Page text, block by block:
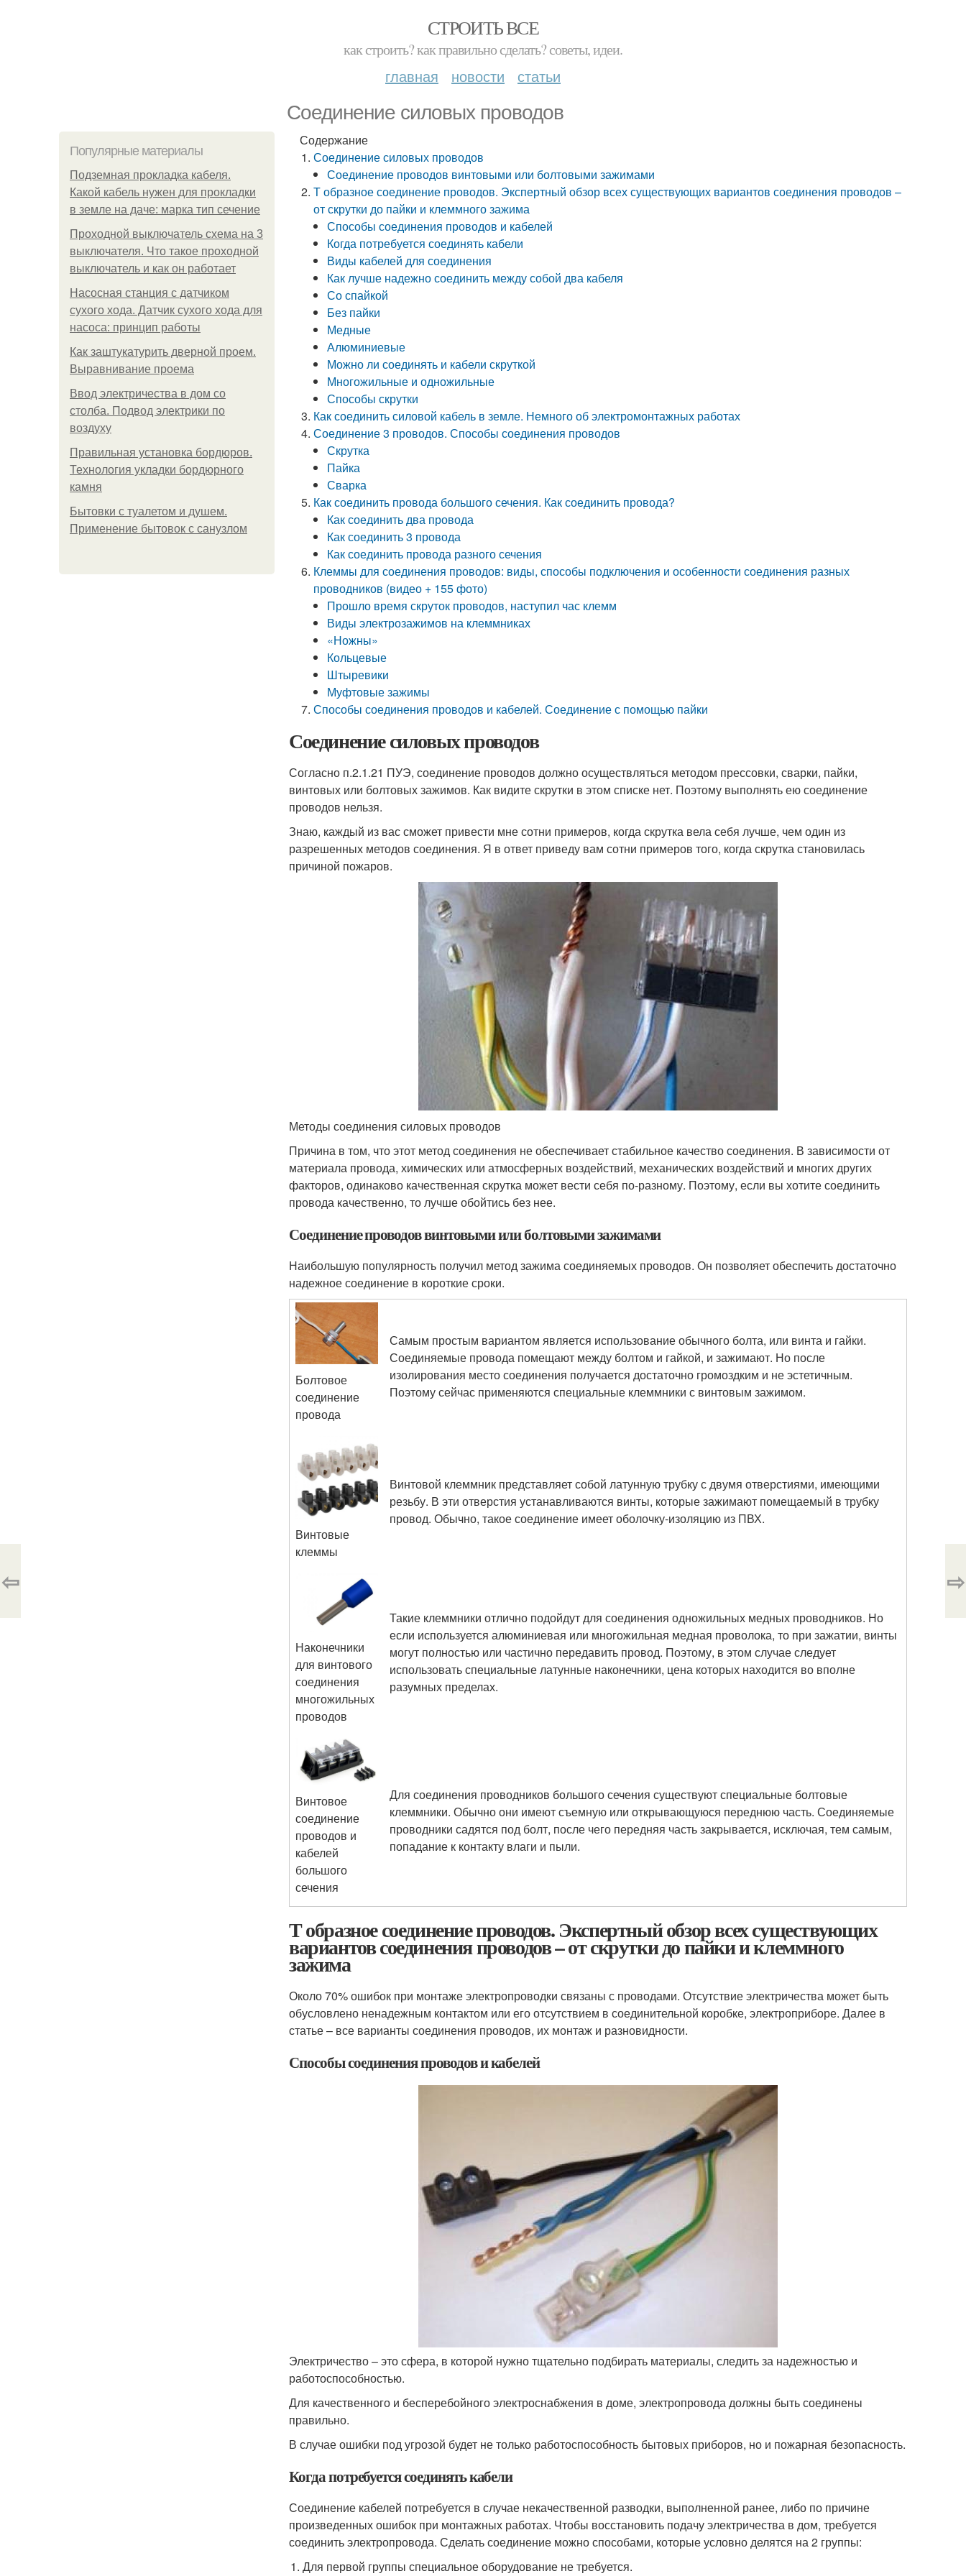
СТРОИТЬ ВСЕ
как строить? как правильно сделать? советы, идеи.
главная новости статьи
Соединение силовых проводов
Популярные материалы
Подземная прокладка кабеля.
Какой кабель нужен для прокладки
в земле на даче: марка тип сечение
Проходной выключатель схема на 3
выключателя. Что такое проходной
выключатель и как он работает
Насосная станция с датчиком
сухого хода. Датчик сухого хода для
насоса: принцип работы
Как заштукатурить дверной проем.
Выравнивание проема
Ввод электричества в дом со
столба. Подвод электрики по
воздуху
Правильная установка бордюров.
Технология укладки бордюрного
камня
Бытовки с туалетом и душем.
Применение бытовок с санузлом
Содержание
Соединение силовых проводов
Соединение проводов винтовыми или болтовыми зажимами
Т образное соединение проводов. Экспертный обзор всех существующих вариантов соединения проводов –
от скрутки до пайки и клеммного зажима
Способы соединения проводов и кабелей
Когда потребуется соединять кабели
Виды кабелей для соединения
Как лучше надежно соединить между собой два кабеля
Со спайкой
Без пайки
Медные
Алюминиевые
Можно ли соединять и кабели скруткой
Многожильные и одножильные
Способы скрутки
Как соединить силовой кабель в земле. Немного об электромонтажных работах
Соединение 3 проводов. Способы соединения проводов
Скрутка
Пайка
Сварка
Как соединить провода большого сечения. Как соединить провода?
Как соединить два провода
Как соединить 3 провода
Как соединить провода разного сечения
Клеммы для соединения проводов: виды, способы подключения и особенности соединения разных
проводников (видео + 155 фото)
Прошло время скруток проводов, наступил час клемм
Виды электрозажимов на клеммниках
«Ножны»
Кольцевые
Штыревики
Муфтовые зажимы
Способы соединения проводов и кабелей. Соединение с помощью пайки
Соединение силовых проводов
Согласно п.2.1.21 ПУЭ, соединение проводов должно осуществляться методом прессовки, сварки, пайки,
винтовых или болтовых зажимов. Как видите скрутки в этом списке нет. Поэтому выполнять ею соединение
проводов нельзя.
Знаю, каждый из вас сможет привести мне сотни примеров, когда скрутка вела себя лучше, чем один из
разрешенных методов соединения. Я в ответ приведу вам сотни примеров того, когда скрутка становилась
причиной пожаров.
Методы соединения силовых проводов
Причина в том, что этот метод соединения не обеспечивает стабильное качество соединения. В зависимости от
материала провода, химических или атмосферных воздействий, механических воздействий и многих других
факторов, одинаково качественная скрутка может вести себя по-разному. Поэтому, если вы хотите соединить
провода качественно, то лучше обойтись без нее.
Соединение проводов винтовыми или болтовыми зажимами
Наибольшую популярность получил метод зажима соединяемых проводов. Он позволяет обеспечить достаточно
надежное соединение в короткие сроки.
Болтовое
соединение
провода
Самым простым вариантом является использование обычного болта, или винта и гайки.
Соединяемые провода помещают между болтом и гайкой, и зажимают. Но после
изолирования место соединения получается достаточно громоздким и не эстетичным.
Поэтому сейчас применяются специальные клеммники с винтовым зажимом.
Винтовые
клеммы
Винтовой клеммник представляет собой латунную трубку с двумя отверстиями, имеющими
резьбу. В эти отверстия устанавливаются винты, которые зажимают помещаемый в трубку
провод. Обычно, такое соединение имеет оболочку-изоляцию из ПВХ.
Наконечники
для винтового
соединения
многожильных
проводов
Такие клеммники отлично подойдут для соединения одножильных медных проводников. Но
если используется алюминиевая или многожильная медная проволока, то при зажатии, винты
могут полностью или частично передавить провод. Поэтому, в этом случае следует
использовать специальные латунные наконечники, цена которых находится во вполне
разумных пределах.
Винтовое
соединение
проводов и
кабелей
большого
сечения
Для соединения проводников большого сечения существуют специальные болтовые
клеммники. Обычно они имеют съемную или открывающуюся переднюю часть. Соединяемые
проводники садятся под болт, после чего передняя часть закрывается, исключая, тем самым,
попадание к контакту влаги и пыли.
Т образное соединение проводов. Экспертный обзор всех существующих
вариантов соединения проводов – от скрутки до пайки и клеммного
зажима
Около 70% ошибок при монтаже электропроводки связаны с проводами. Отсутствие электричества может быть
обусловлено ненадежным контактом или его отсутствием в соединительной коробке, электроприборе. Далее в
статье – все варианты соединения проводов, их монтаж и разновидности.
Способы соединения проводов и кабелей
Электричество – это сфера, в которой нужно тщательно подбирать материалы, следить за надежностью и
работоспособностью.
Для качественного и бесперебойного электроснабжения в доме, электропровода должны быть соединены
правильно.
В случае ошибки под угрозой будет не только работоспособность бытовых приборов, но и пожарная безопасность.
Когда потребуется соединять кабели
Соединение кабелей потребуется в случае некачественной разводки, выполненной ранее, либо по причине
произведенных ошибок при монтажных работах. Чтобы восстановить подачу электричества в дом, требуется
соединить электропровода. Сделать соединение можно способами, которые условно делятся на 2 группы:
Для первой группы специальное оборудование не требуется.
⇦ ⇨